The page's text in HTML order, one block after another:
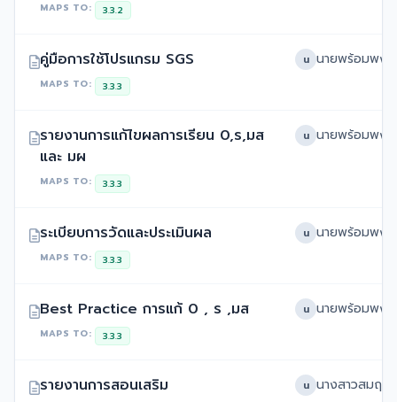
MAPS TO: 3.3.2
คู่มือการใช้โปรแกรม SGS
MAPS TO: 3.3.3
น
รายงานการแก้ไขผลการเรียน 0,ร,มส
และ มผ
MAPS TO: 3.3.3
น
ระเบียบการวัดและประเมินผล
MAPS TO: 3.3.3
น
Best Practice การแก้ 0 , ร ,มส
MAPS TO: 3.3.3
น
รายงานการสอนเสริม น